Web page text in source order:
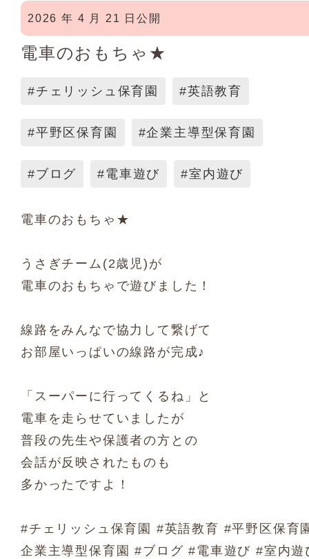
2026 年 4 月 21 日公開
電車のおもちゃ★
#チェリッシュ保育園 #英語教育
#平野区保育園 #企業主導型保育園
#ブログ #電車遊び #室内遊び
電車のおもちゃ★
うさぎチーム(2歳児)が
電車のおもちゃで遊びました！
線路をみんなで協力して繋げて
お部屋いっぱいの線路が完成♪
「スーパーに行ってくるね」と
電車を走らせていましたが
普段の先生や保護者の方との
会話が反映されたものも
多かったですよ！
#チェリッシュ保育園 #英語教育 #平野区保育
企業主導型保育園 #ブログ #電車遊び #室内遊